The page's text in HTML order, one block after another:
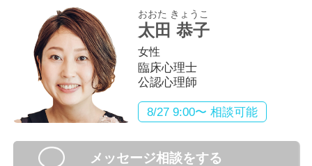
おおた きょうこ
太田 恭子
女性
臨床心理士
公認心理師
8/27 9:00〜 相談可能
メッセージ相談をする